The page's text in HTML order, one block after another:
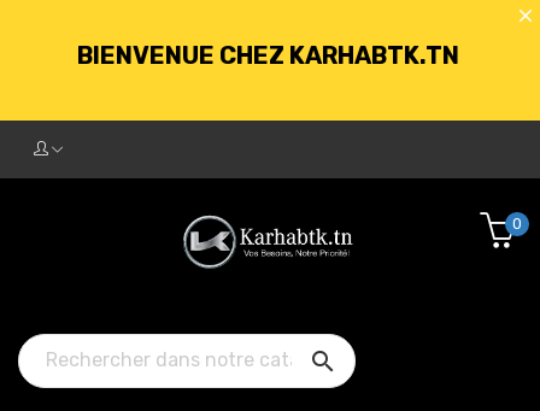
BIENVENUE CHEZ KARHABTK.TN

0